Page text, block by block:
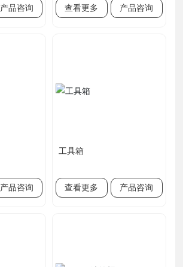
产品咨询 查看更多 产品咨询
产品咨询
工具箱
查看更多 产品咨询